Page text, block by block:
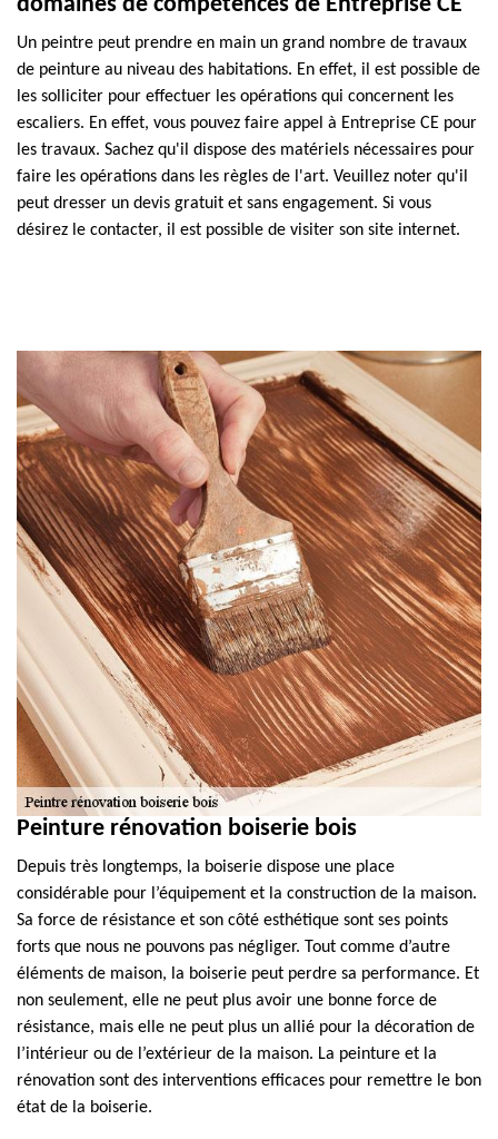
Un peintre peut prendre en main un grand nombre de travaux
de peinture au niveau des habitations. En effet, il est possible de
les solliciter pour effectuer les opérations qui concernent les
escaliers. En effet, vous pouvez faire appel à Entreprise CE pour
les travaux. Sachez qu'il dispose des matériels nécessaires pour
faire les opérations dans les règles de l'art. Veuillez noter qu'il
peut dresser un devis gratuit et sans engagement. Si vous
désirez le contacter, il est possible de visiter son site internet.
Peinture rénovation boiserie bois
Depuis très longtemps, la boiserie dispose une place
considérable pour l’équipement et la construction de la maison.
Sa force de résistance et son côté esthétique sont ses points
forts que nous ne pouvons pas négliger. Tout comme d’autre
éléments de maison, la boiserie peut perdre sa performance. Et
non seulement, elle ne peut plus avoir une bonne force de
résistance, mais elle ne peut plus un allié pour la décoration de
l’intérieur ou de l’extérieur de la maison. La peinture et la
rénovation sont des interventions efficaces pour remettre le bon
état de la boiserie.